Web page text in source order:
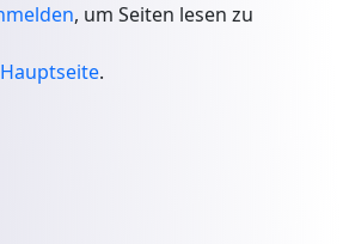
, um Seiten lesen zu
Hauptseite.